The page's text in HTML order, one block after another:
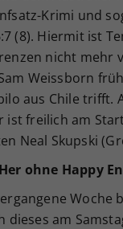
Krimi und
(8). Hiermit ist
nicht mehr
Weissborn
aus Chile trifft.
ist freilich am
Neal Skupski
ohne Happy
Woche
dieses am